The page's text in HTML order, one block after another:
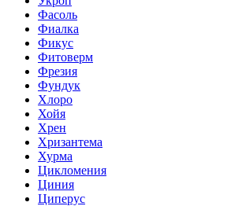
Фасоль
Фиалка
Фикус
Фитоверм
Фрезия
Фундук
Хлоро
Хойя
Хрен
Хризантема
Хурма
Цикломения
Циния
Циперус